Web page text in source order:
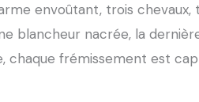
envoûtant, trois chevaux,
blancheur nacrée, la
chaque frémissement est